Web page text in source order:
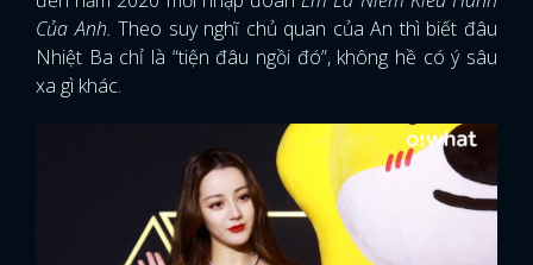
Của Anh. Theo suy nghĩ chủ quan của An thì biết đâu
Nhiệt Ba chỉ là “tiện đâu ngồi đó”, không hề có ý sâu
xa gì khác.